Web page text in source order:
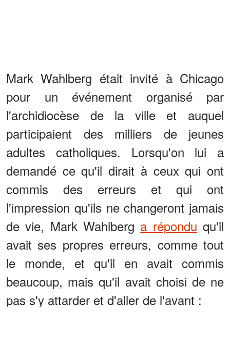
Mark Wahlberg était invité à Chicago
pour un événement organisé par
l'archidiocèse de la ville et auquel
participaient des milliers de jeunes
adultes catholiques. Lorsqu'on lui a
demandé ce qu'il dirait à ceux qui ont
commis des erreurs et qui ont
l'impression qu'ils ne changeront jamais
de vie, Mark Wahlberg a répondu qu'il
avait ses propres erreurs, comme tout
le monde, et qu'il en avait commis
beaucoup, mais qu'il avait choisi de ne
pas s'y attarder et d'aller de l'avant :